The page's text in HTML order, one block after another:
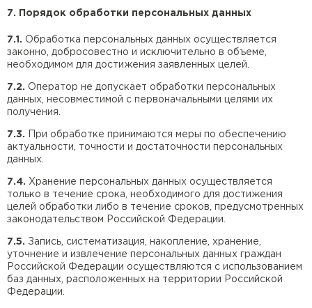
7. Порядок обработки персональных данных
7.1. Обработка персональных данных осуществляется
законно, добросовестно и исключительно в объеме,
необходимом для достижения заявленных целей.
7.2. Оператор не допускает обработки персональных
данных, несовместимой с первоначальными целями их
получения.
7.3. При обработке принимаются меры по обеспечению
актуальности, точности и достаточности персональных
данных.
7.4. Хранение персональных данных осуществляется
только в течение срока, необходимого для достижения
целей обработки либо в течение сроков, предусмотренных
законодательством Российской Федерации.
7.5. Запись, систематизация, накопление, хранение,
уточнение и извлечение персональных данных граждан
Российской Федерации осуществляются с использованием
баз данных, расположенных на территории Российской
Федерации.